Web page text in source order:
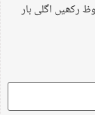
رکھیں اگلی بار